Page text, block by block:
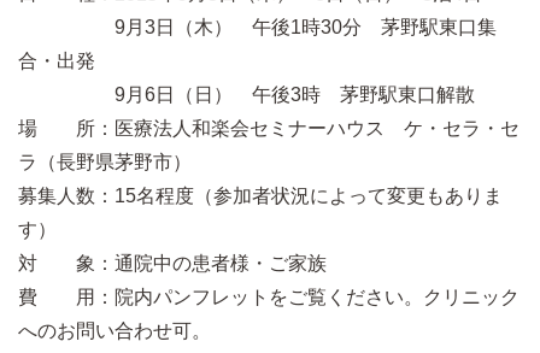
9月3日（木） 午後1時30分 茅野駅東口集
合・出発
9月6日（日） 午後3時 茅野駅東口解散
場 所：医療法人和楽会セミナーハウス ケ・セラ・セ
ラ（長野県茅野市）
募集人数：15名程度（参加者状況によって変更もありま
す）
対 象：通院中の患者様・ご家族
費 用：院内パンフレットをご覧ください。クリニック
へのお問い合わせ可。